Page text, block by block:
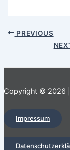
PostPREVIOUS
Copyright © 2026
Impressum